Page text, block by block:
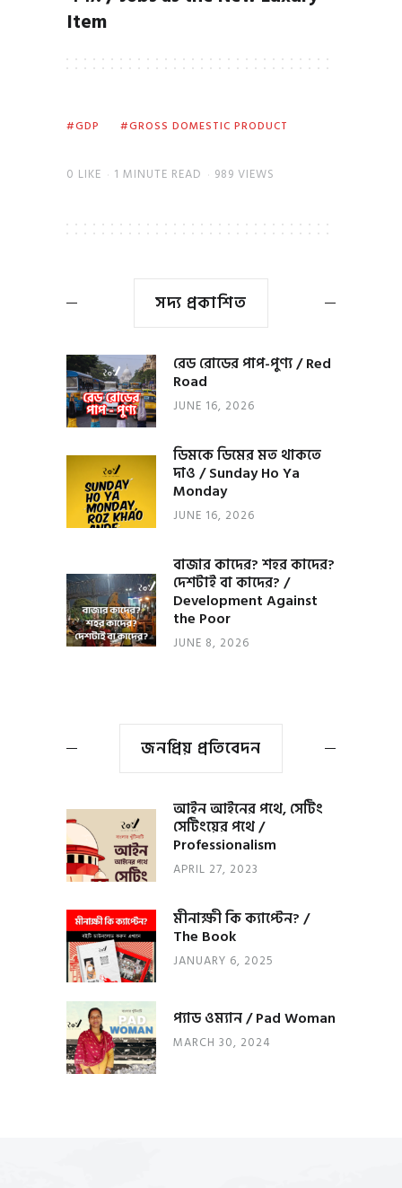
Item
GDP GROSS DOMESTIC PRODUCT
0 LIKE 1 MINUTE READ 989 VIEWS
সদ্য প্রকাশিত
রেড রোডের পাপ-পুণ্য / Red
Road
JUNE 16, 2026
ডিমকে ডিমের মত থাকতে
দাও / Sunday Ho Ya
Monday
JUNE 16, 2026
বাজার কাদের? শহর কাদের?
দেশটাই বা কাদের? /
Development Against
the Poor
JUNE 8, 2026
জনপ্রিয় প্রতিবেদন
আইন আইনের পথে, সেটিং
সেটিংয়ের পথে /
Professionalism
APRIL 27, 2023
মীনাক্ষী কি ক্যাপ্টেন? /
The Book
JANUARY 6, 2025
প্যাড ওম্যান / Pad Woman
MARCH 30, 2024